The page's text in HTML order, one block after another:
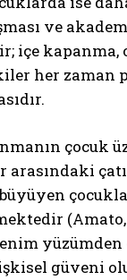
politikasını
ve
içe
her zaman
çocuk
arasındaki
yüzümden
güveni